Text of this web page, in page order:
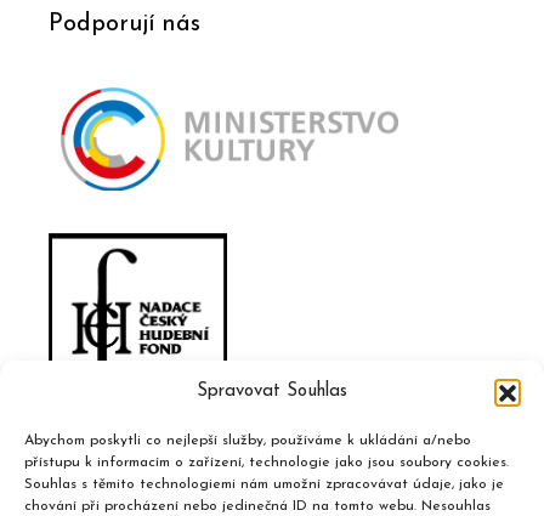
Spravovat Souhlas
Abychom poskytli co nejlepší služby, používáme k ukládání a/nebo
přístupu k informacím o zařízení, technologie jako jsou soubory cookies.
Souhlas s těmito technologiemi nám umožní zpracovávat údaje, jako je
chování při procházení nebo jedinečná ID na tomto webu. Nesouhlas
Podporují nás